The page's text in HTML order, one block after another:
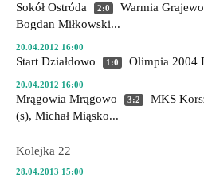
Sokół Ostróda 2:0 Warmia Grajewo
Bogdan Miłkowski...
20.04.2012 16:00
Start Działdowo 1:0 Olimpia 2004
20.04.2012 16:00
Mrągowia Mrągowo 3:2 MKS
(s), Michał Miąsko...
Kolejka 22
28.04.2013 15:00